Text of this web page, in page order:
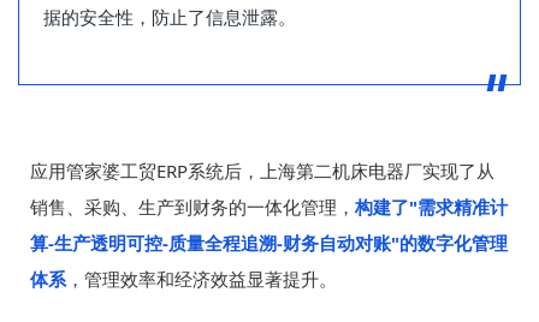
据的安全性，防止了信息泄露。
应用管家婆工贸ERP系统后，上海第二机床电器厂实现了从
销售、采购、生产到财务的一体化管理，构建了"需求精准计
算-生产透明可控-质量全程追溯-财务自动对账"的数字化管理
体系 ，管理效率和经济效益显著提升。